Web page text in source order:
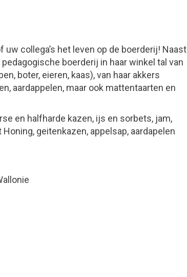
collega’s het leven op de boerderij! Naast
boerderij in haar winkel tal van
boter, eieren, kaas), van haar akkers
aardappelen, maar ook mattentaarten en
en halfharde kazen, ijs en sorbets, jam,
geitenkazen, appelsap, aardapelen